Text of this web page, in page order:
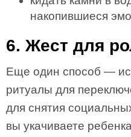
накопившиеся
6. Жест для
Еще один способ —
ритуалы для
для снятия
вы укачиваете